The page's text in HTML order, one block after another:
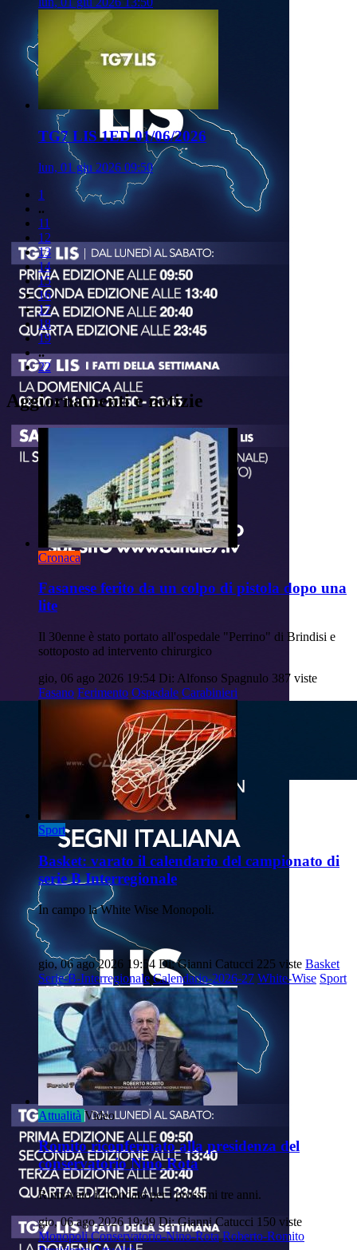
TG7 LIS 1ED 01/06/2026
lun, 01 giu 2026 09:50
1
..
11
12
13
14
15
16
17
18
19
..
22
Aggiornamenti e notizie
Cronaca
Fasanese ferito da un colpo di pistola dopo una
lite
Il 30enne è stato portato all'ospedale "Perrino" di Brindisi e
sottoposto ad intervento chirurgico
gio, 06 ago 2026 19:54 Di: Alfonso Spagnulo 387 viste
Fasano Ferimento Ospedale Carabinieri
Sport
Basket: varato il calendario del campionato di
serie B Interregionale
In campo la White Wise Monopoli.
gio, 06 ago 2026 19:54 Di: Gianni Catucci 225 viste Basket
Serie-B-Interregionale Calendario-2026-27 White-Wise Sport
Attualità Video
Romito riconfermato alla presidenza del
conservatorio Nino Rota
Rinnovato il mandato per i prossimi tre anni.
gio, 06 ago 2026 19:49 Di: Gianni Catucci 150 viste
Monopoli Conservatorio-Nino-Rota Roberto-Romito